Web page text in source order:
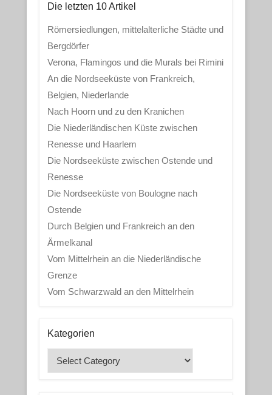
Die letzten 10 Artikel
Römersiedlungen, mittelalterliche Städte und
Bergdörfer
Verona, Flamingos und die Murals bei Rimini
An die Nordseeküste von Frankreich,
Belgien, Niederlande
Nach Hoorn und zu den Kranichen
Die Niederländischen Küste zwischen
Renesse und Haarlem
Die Nordseeküste zwischen Ostende und
Renesse
Die Nordseeküste von Boulogne nach
Ostende
Durch Belgien und Frankreich an den
Ärmelkanal
Vom Mittelrhein an die Niederländische
Grenze
Vom Schwarzwald an den Mittelrhein
Kategorien
Kategorien